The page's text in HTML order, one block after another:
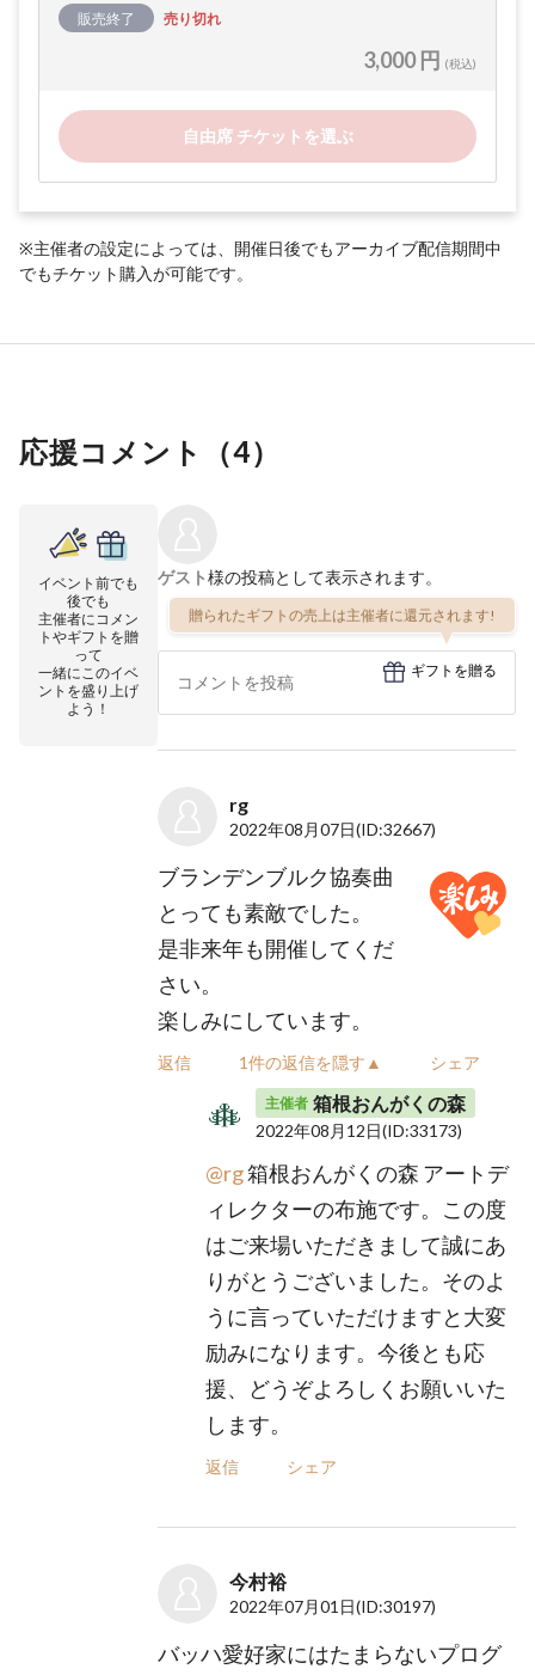
販売終了 売り切れ
3,000 円 (税込)
自由席 チケットを選ぶ
※主催者の設定によっては、開催日後でもアーカイブ配信期間中
でもチケット購入が可能です。
応援コメント（4）
イベント前でも
後でも
主催者にコメン
トやギフトを贈
って
一緒にこのイベ
ントを盛り上げ
よう！
ゲスト様の投稿として表示されます。
贈られたギフトの売上は主催者に還元されます!
ギフトを贈る
rg
2022年08月07日(ID:32667)
ブランデンブルク協奏曲
とっても素敵でした。
是非来年も開催してくだ
さい。
楽しみにしています。
返信 1件の返信を隠す▲ シェア
主催者 箱根おんがくの森
2022年08月12日(ID:33173)
@rg箱根おんがくの森 アートデ
ィレクターの布施です。この度
はご来場いただきまして誠にあ
りがとうございました。そのよ
うに言っていただけますと大変
励みになります。今後とも応
援、どうぞよろしくお願いいた
します。
返信 シェア
今村裕
2022年07月01日(ID:30197)
バッハ愛好家にはたまらないプログ